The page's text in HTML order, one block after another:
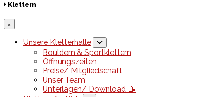
Klettern
×
Unsere Kletterhalle
Bouldern & Sportklettern
Öffnungszeiten
Preise/ Mitgliedschaft
Unser Team
Unterlagen/ Download 📝